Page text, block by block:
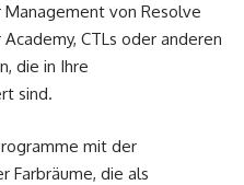
von Resolve
CTLs oder anderen
die in Ihre
sind.
mit der
Farbräume, die als